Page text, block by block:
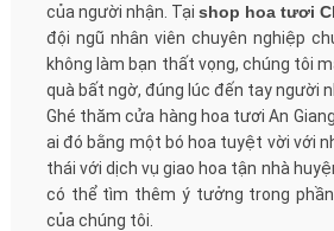
của người nhận. Tại shop hoa tươi
đội ngũ nhân viên chuyên nghiệp
không làm bạn thất vọng, chúng tôi
quà bất ngờ, đúng lúc đến tay người
Ghé thăm cửa hàng hoa tươi An
ai đó bằng một bó hoa tuyệt vời với
thái với dịch vụ giao hoa tận nhà
có thể tìm thêm ý tưởng trong
của chúng tôi.